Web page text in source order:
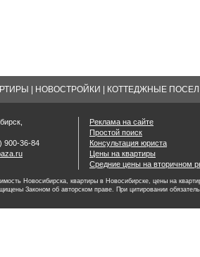
НОВОСТРОЙКИ КОТТЕДЖНЫЕ
900-36-84
Реклама на сайте
Простой поиск
Консультация юриста
Цены на квартиры
Средние цены на вторичном
Новосибирска, квартиры в Новосибирске, цены на
Законом об авторском праве. При цитировании